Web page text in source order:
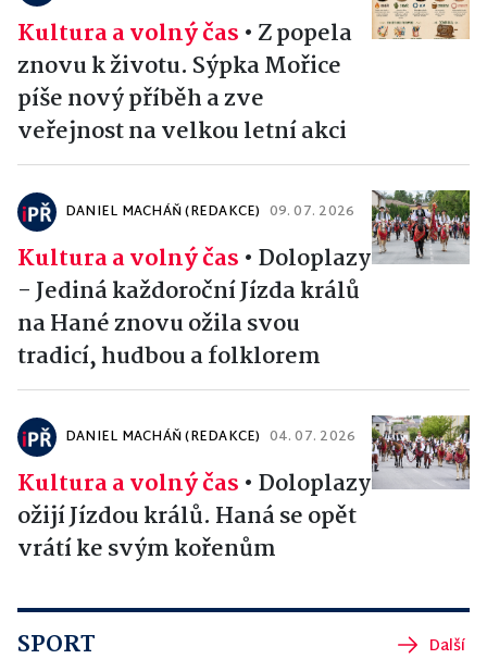
Kultura a volný čas • Z popela
znovu k životu. Sýpka Mořice
píše nový příběh a zve
veřejnost na velkou letní akci
DANIEL MACHÁŇ (REDAKCE) 09. 07. 2026
Kultura a volný čas • Doloplazy
- Jediná každoroční Jízda králů
na Hané znovu ožila svou
tradicí, hudbou a folklorem
DANIEL MACHÁŇ (REDAKCE) 04. 07. 2026
Kultura a volný čas • Doloplazy
ožijí Jízdou králů. Haná se opět
vrátí ke svým kořenům
SPORT Další